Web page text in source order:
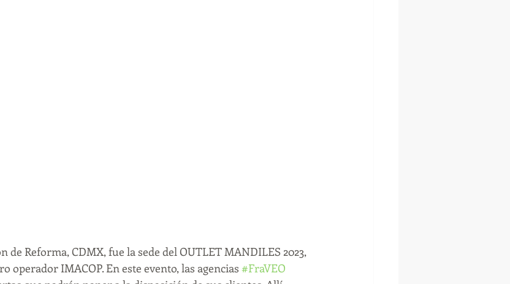
de Reforma, CDMX, fue la sede del OUTLET MANDILES 2023,
operador IMACOP. En este evento, las agencias #FraVEO